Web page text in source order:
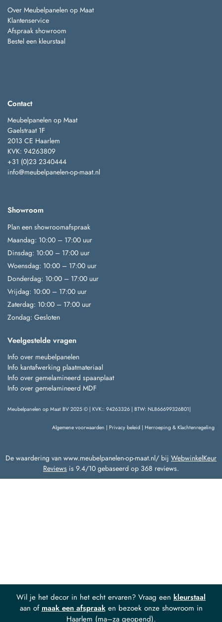
Wil je het decor in het echt ervaren? Vraag een kleurstaal
aan of maak een afspraaken bezoek onze showroom in
Haarlem (ma–za geopend).
Over Meubelpanelen op Maat
Klantenservice
Afspraak showroom
Bestel een kleurstaal
Contact
Meubelpanelen op Maat
Gaelstraat 1F
2013 CE Haarlem
KVK: 94263809
+31 (0)23 2340444
info@meubelpanelen-op-maat.nl
Showroom
Plan een showroomafspraak
Maandag: 10:00 – 17:00 uur
Dinsdag: 10:00 – 17:00 uur
Woensdag: 10:00 – 17:00 uur
Donderdag: 10:00 – 17:00 uur
Vrijdag: 10:00 – 17:00 uur
Zaterdag: 10:00 – 17:00 uur
Zondag: Gesloten
Veelgestelde vragen
Info over meubelpanelen
Info kantafwerking plaatmateriaal
Info over gemelamineerd spaanplaat
Info over gemelamineerd MDF
Meubelpanelen op Maat BV 2025 © | KVK:: 94263326 | BTW: NL866699326B01|
Algemene voorwaarden | Privacy beleid | Herroeping & Klachtenregeling
De waardering van www.meubelpanelen-op-maat.nl/ bij WebwinkelKeur
Reviews is 9.4/10 gebaseerd op 368 reviews.